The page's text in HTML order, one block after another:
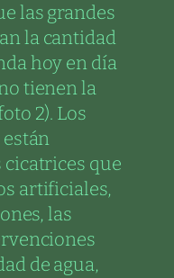
las grandes
la cantidad
hoy en día
tienen la
2). Los
cicatrices que
artificiales,
las
de agua,